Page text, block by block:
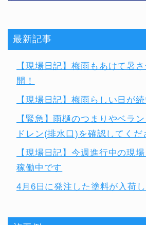
最新記事
【現場日記】梅雨もあけて暑
開！
【現場日記】梅雨らしい日が
【緊急】雨樋のつまりやベラ
ドレン(排水口)を確認してくだ
【現場日記】今週進行中の現
稼働中です
4月6日に発注した塗料が入荷